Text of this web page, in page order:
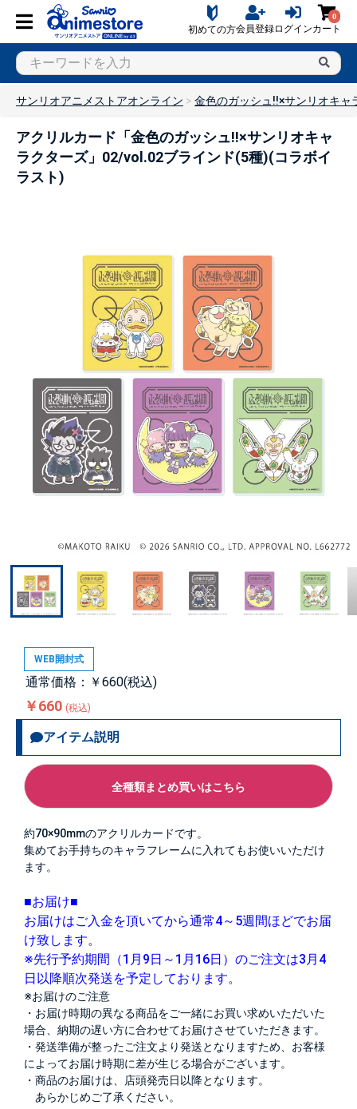
初めての方会員登録ログイン
0
カート
サンリオアニメストアオンライン 金色のガッシュ!!×サンリオキャ
アクリルカード「金色のガッシュ!!×サンリオキャ
ラクターズ」02/vol.02ブラインド(5種)(コラボイ
ラスト)
WEB開封式
通常価格：￥660(税込)
￥660 (税込)
アイテム説明
全種類まとめ買いはこちら
約70×90mmのアクリルカードです。
集めてお手持ちのキャラフレームに入れてもお使いいただけ
ます。
■お届け■
お届けはご入金を頂いてから通常4～5週間ほどでお届
け致します。
※先行予約期間（1月9日～1月16日）のご注文は3月4
日以降順次発送を予定しております。
※お届けのご注意
・お届け時期の異なる商品をご一緒にお買い求めいただいた
場合、納期の遅い方に合わせてお届けさせていただきます。
・発送準備が整ったご注文より発送となりますため、お客様
によってお届け時期に差が生じる場合がございます。
・商品のお届けは、店頭発売日以降となります。
あらかじめご了承ください。